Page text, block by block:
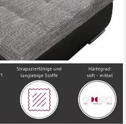
auch in Cord, L-Form, 267x178
Zierkissen, Unser